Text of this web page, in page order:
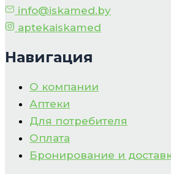
info@iskamed.by
aptekaiskamed
Навигация
О компании
Аптеки
Для потребителя
Оплата
Бронирование и